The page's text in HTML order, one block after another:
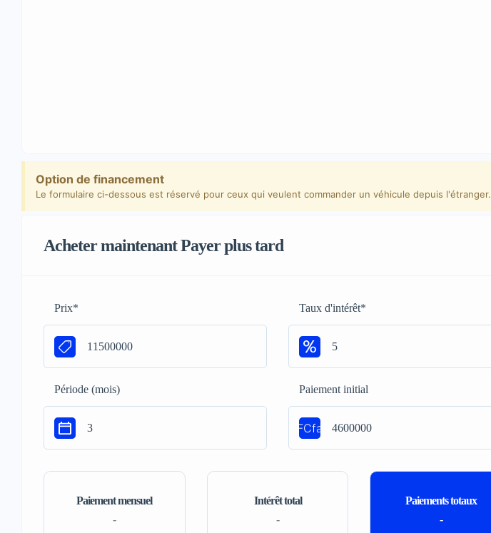
Option de financement
Le formulaire ci-dessous est réservé pour ceux qui veulent commander un véhicule depuis l'étranger.
Acheter maintenant Payer plus tard
Prix* Taux d'intérêt*
Période (mois) Paiement initial
FCfa
Paiement mensuel
-
Intérêt total
-
Paiements totaux
-